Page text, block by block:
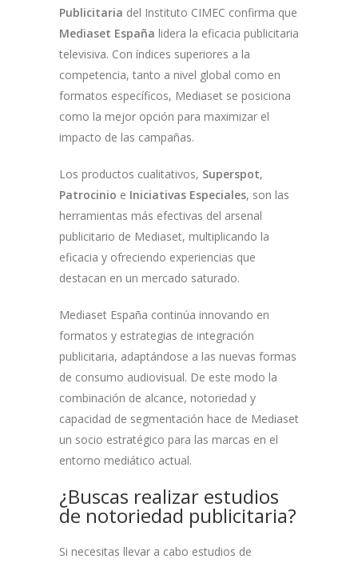
Publicitaria del Instituto CIMEC confirma que
Mediaset España lidera la eficacia publicitaria
televisiva. Con índices superiores a la
competencia, tanto a nivel global como en
formatos específicos, Mediaset se posiciona
como la mejor opción para maximizar el
impacto de las campañas.
Los productos cualitativos, Superspot,
Patrocinio e Iniciativas Especiales, son las
herramientas más efectivas del arsenal
publicitario de Mediaset, multiplicando la
eficacia y ofreciendo experiencias que
destacan en un mercado saturado.
Mediaset España continúa innovando en
formatos y estrategias de integración
publicitaria, adaptándose a las nuevas formas
de consumo audiovisual. De este modo la
combinación de alcance, notoriedad y
capacidad de segmentación hace de Mediaset
un socio estratégico para las marcas en el
entorno mediático actual.
¿Buscas realizar estudios
de notoriedad publicitaria?
Si necesitas llevar a cabo estudios de